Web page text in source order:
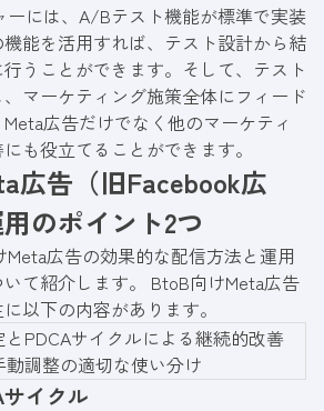
ーには、A/Bテスト機能が標準で実装
能を活用すれば、テスト設計から結
うことができます。そして、テスト
マーケティング施策全体にフィード
広告だけでなく他のマーケティ
も役立てることができます。
広告（旧Facebook広
のポイント2つ
Meta広告の効果的な配信方法と運用
て紹介します。 BtoB向けMeta広告
以下の内容があります。
PDCAサイクルによる継続的改善
調整の適切な使い分け
イクル